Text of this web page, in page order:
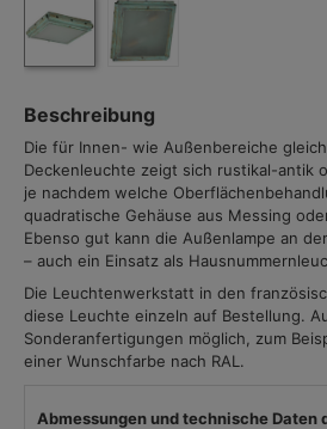
Beschreibung
Die für Innen- wie Außenbereiche
Deckenleuchte zeigt sich rustikal-antik
je nachdem welche
quadratische Gehäuse aus Messing
Ebenso gut kann die Außenlampe an
– auch ein Einsatz als
Die Leuchtenwerkstatt in den
diese Leuchte einzeln auf Bestellung.
Sonderanfertigungen möglich, zum
einer Wunschfarbe nach RAL.
Abmessungen und technische Daten